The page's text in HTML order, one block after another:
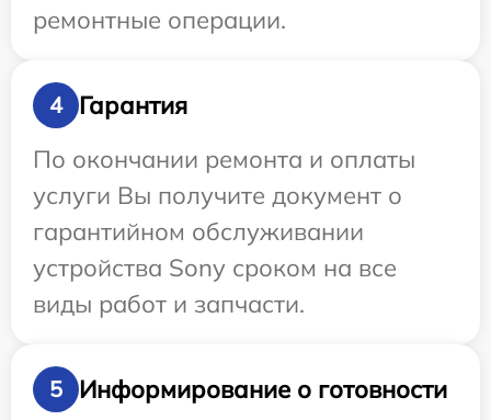
ремонтные операции.
4
Гарантия
По окончании ремонта и оплаты
услуги Вы получите документ о
гарантийном обслуживании
устройства Sony сроком на все
виды работ и запчасти.
5 Информирование о готовности